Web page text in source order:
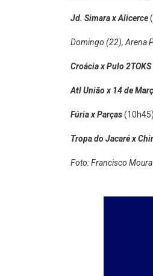
Jd. Simara x Alicerce
Domingo (22), Arena
Croácia x Pulo 2TOKS
Atl União x 14 de
Fúria x Parças(10h45)
Tropa do Jacaré x
Foto: Francisco Moura